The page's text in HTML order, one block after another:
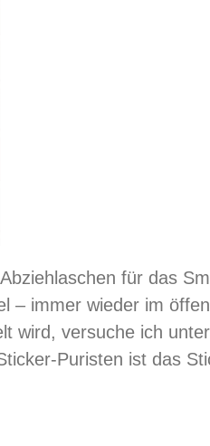
für das
– immer wieder im
wird, versuche ich
Puristen ist das